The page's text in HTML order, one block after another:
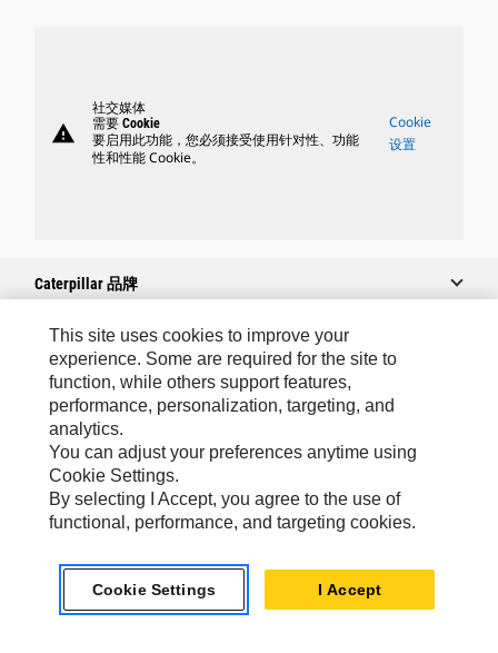
warning
社交媒体
需要 Cookie
要启用此功能，您必须接受使用针对性、功能
性和性能 Cookie。
Cookie
设置
Caterpillar 品牌
Caterpillar.com
联系 Caterpillar
我的营销首选项
站点地图
Cookie Settings
This site uses cookies to improve your
experience. Some are required for the site to
function, while others support features,
performance, personalization, targeting, and
analytics.
You can adjust your preferences anytime using
Cookie Settings.
By selecting I Accept, you agree to the use of
functional, performance, and targeting cookies.
Cookie Settings I Accept